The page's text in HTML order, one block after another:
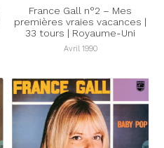
France Gall n°2 – Mes
premières vraies vacances |
33 tours | Royaume-Uni
Avril 1990